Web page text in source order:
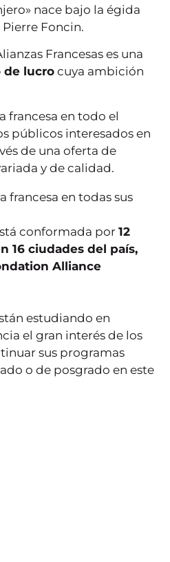
nace bajo la égida
Foncin.
Francesas es una
de lucro cuya ambición
francesa en todo el
públicos interesados en
de una oferta de
y de calidad.
francesa en todas sus
conformada por 12
16 ciudades del país,
Alliance
estudiando en
el gran interés de los
sus programas
o de posgrado en este